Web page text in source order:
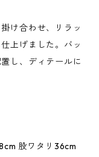
け合わせ、リラッ
上げました。バッ
し、ディテールに
股ワタリ36cm